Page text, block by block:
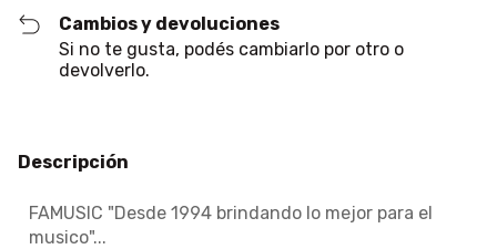
Cambios y devoluciones
Si no te gusta, podés cambiarlo por otro o
devolverlo.
Descripción
FAMUSIC "Desde 1994 brindando lo mejor para el
musico"...